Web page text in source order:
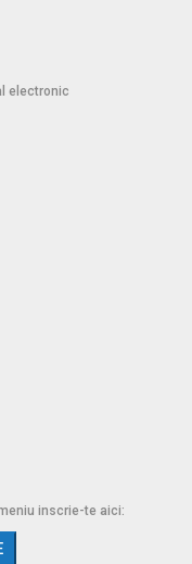
electronic
inscrie-te aici: